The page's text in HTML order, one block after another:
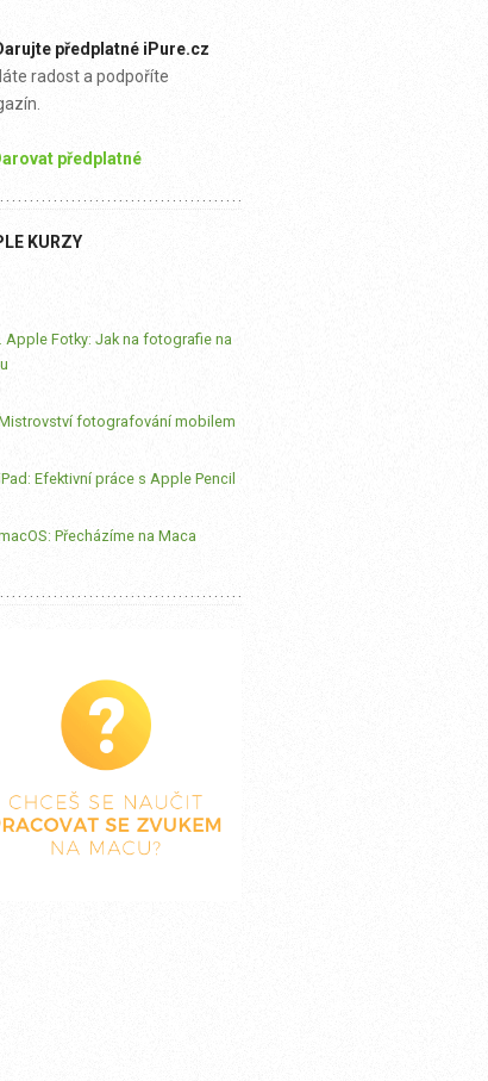
předplatné iPure.cz
radost a podpoříte
předplatné
KURZY
Apple Fotky: Jak na fotografie na
fotografování mobilem
Efektivní práce s Apple Pencil
Přecházíme na Maca